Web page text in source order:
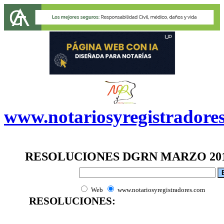
RESOLUCIONES DGRN MARZO
Web www.notariosyregistradores.com
RESOLUCIONES: